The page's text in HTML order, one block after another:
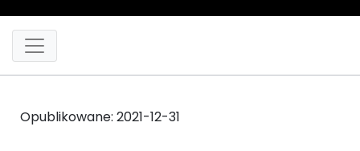
Opublikowane: 2021-12-31